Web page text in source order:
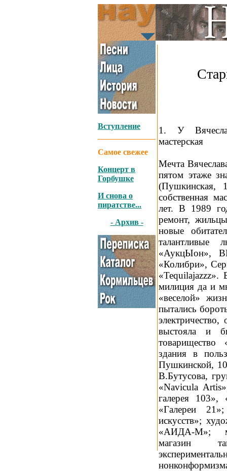
Вступление
Самое свежее
Концерт в
Горбушке
И снова о
пиратстве...
- Архив -
1. У
мастерская
Мечта
пятом этаже
(Пушкинская,
собственная
лет. В 1989
ремонт,
новые
«АукцЫон»,
«Колибри»,
«Tequilajazzz».
милиция да и
«веселой»
пытались
электричество,
выстояла и
товарищество
здания в
Пушкинской, 10
В.Бутусова,
«Navicula
галерея 103»,
«Галереи
искусств»;
«АИДА-М»;
магазин